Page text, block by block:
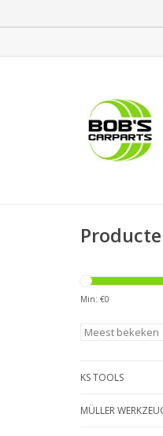
Min: €0
KS TOOLS
MÜLLER